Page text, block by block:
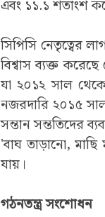
এবং ১১.১ শতাংশ
সিপিসি নেতৃত্বের
বিশ্বাস ব্যক্ত
যা ২০১২ সাল থেকে
নজরদারি ২০১৫
সন্তান সন্ততিদের
'বাঘ তাড়ানো,
যায়।
গঠনতন্ত্র সংশোধন